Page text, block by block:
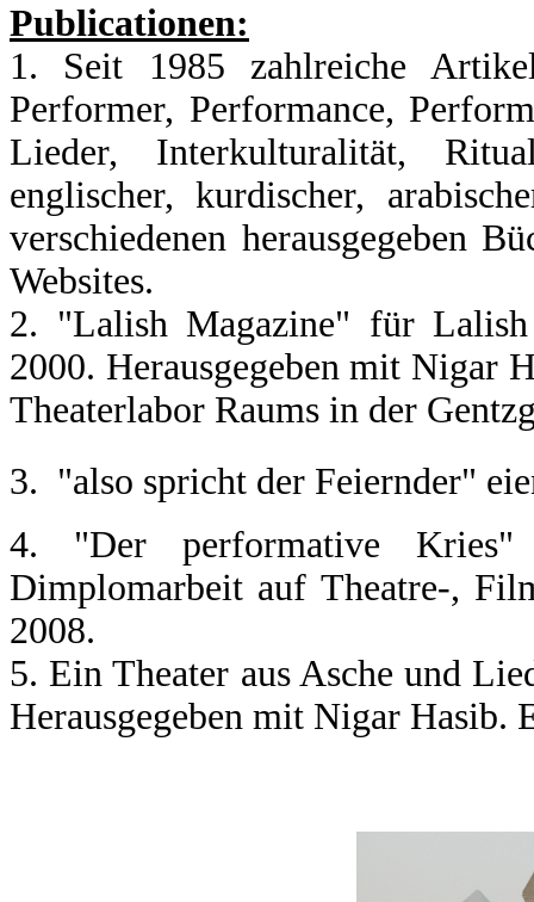
Publicationen:
1. Seit 1985 zahlreiche
Performer, Performance,
Lieder, Interkulturalität,
englischer, kurdischer,
verschiedenen herausgegeben
Websites.
2. "Lalish Magazine" für Lalish
2000. Herausgegeben mit Nigar
Theaterlabor Raums in der
3. "also spricht der Feiernder"
4. "Der performative
Dimplomarbeit auf Theatre-,
2008.
5. Ein Theater aus Asche und
Herausgegeben mit Nigar Hasib.